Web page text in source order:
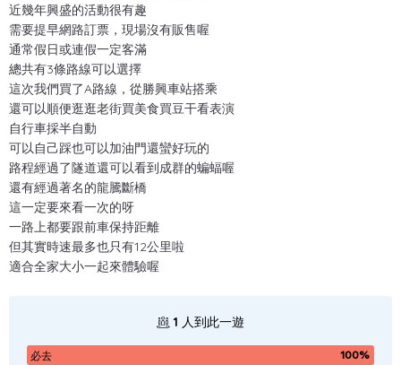
近幾年興盛的活動很有趣
需要提早網路訂票，現場沒有販售喔
通常假日或連假一定客滿
總共有3條路線可以選擇
這次我們買了A路線，從勝興車站搭乘
還可以順便逛逛老街買美食買豆干看表演
自行車採半自動
可以自己踩也可以加油門還蠻好玩的
路程經過了隧道還可以看到成群的蝙蝠喔
還有經過著名的龍騰斷橋
這一定要來看一次的呀
一路上都要跟前車保持距離
但其實時速最多也只有12公里啦
適合全家大小一起來體驗喔
1 人到此一遊
必去
100%